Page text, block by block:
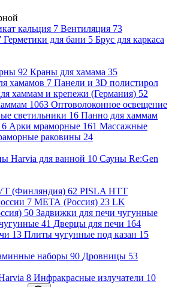
кальция 7 Вентиляция 73
Герметики для бани 5 Брус для каркаса
92 Краны для хамама 35
хамамов 7 Панели и 3D полистирол
хаммам и крепежи (Германия) 52
1063 Оптоволоконное освещение
светильники 16 Панно для хаммам
6 Арки мраморные 161 Массажные
раковины 24
Harvia для ванной 10 Сауны Re:Gen
(Финляндия) 62 PISLA HTT
7 МЕТА (Россия) 23 LK
50 Задвижки для печи чугунные
41 Дверцы для печи 164
13 Плиты чугунные под казан 15
наборы 90 Дровницы 53
8 Инфракрасные излучатели 10